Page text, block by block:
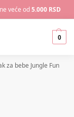
veće od5.000 RSD
0
za bebe Jungle Fun